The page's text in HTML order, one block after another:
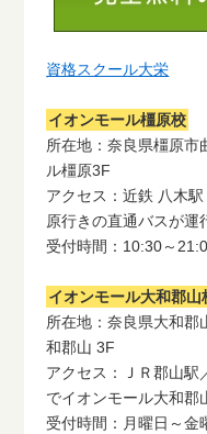
資格スクール大栄
イオンモール橿原校
所在地：奈良県橿原
ル橿原3F
アクセス：近鉄 八木
原行きの直通バスが運
受付時間：10:30～
イオンモール大和郡山
所在地：奈良県大和郡
和郡山 3F
アクセス：ＪＲ郡山駅
でイオンモール大和郡
受付時間：月曜日～金